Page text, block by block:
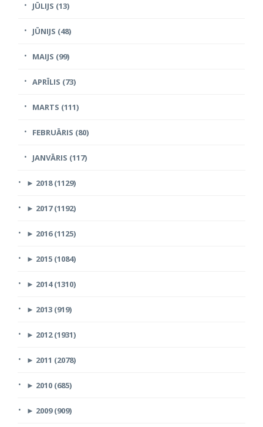
JŪLIJS (13)
JŪNIJS (48)
MAIJS (99)
APRĪLIS (73)
MARTS (111)
FEBRUĀRIS (80)
JANVĀRIS (117)
► 2018 (1129)
► 2017 (1192)
► 2016 (1125)
► 2015 (1084)
► 2014 (1310)
► 2013 (919)
► 2012 (1931)
► 2011 (2078)
► 2010 (685)
► 2009 (909)